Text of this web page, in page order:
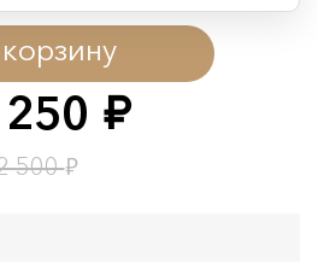
руб.
500₽
акции:
08.08.2026 00:01
09.08.2026 23:59